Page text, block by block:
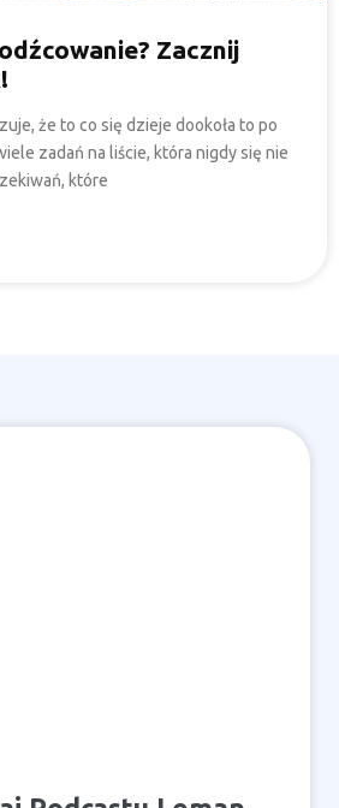
Zacznij
że to co się dzieje dookoła to po
zadań na liście, która nigdy się nie
które